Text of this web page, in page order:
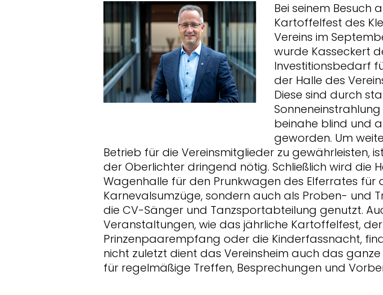
Bei seinem Besuch
Kartoffelfest des
Vereins im
wurde Kasseckert
Investitionsbedarf
der Halle des
Diese sind durch
beinahe blind und
geworden. Um
Betrieb für die Vereinsmitglieder zu gewährleisten,
der Oberlichter dringend nötig. Schließlich wird die
Wagenhalle für den Prunkwagen des Elferrates für
Karnevalsumzüge, sondern auch als Proben- und
die CV-Sänger und Tanzsportabteilung genutzt.
Veranstaltungen, wie das jährliche Kartoffelfest, der
Prinzenpaarempfang oder die Kinderfassnacht,
nicht zuletzt dient das Vereinsheim auch das
für regelmäßige Treffen, Besprechungen und